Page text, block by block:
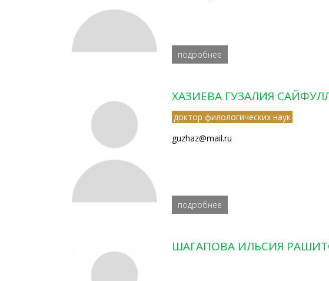
подробнее
ХАЗИЕВА ГУЗАЛИЯ
доктор филологических наук
guzhaz@mail.ru
подробнее
ШАГАПОВА ИЛЬСИЯ